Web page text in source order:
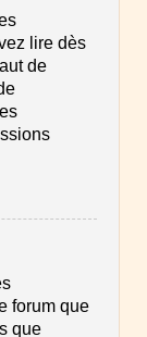
lire dès
de
forum que
que